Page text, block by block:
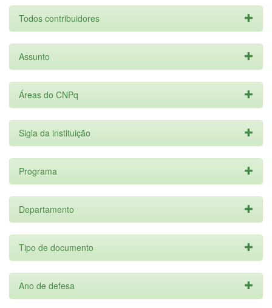
Todos contribuidores
Assunto
Áreas do CNPq
Sigla da instituição
Programa
Departamento
Tipo de documento
Ano de defesa